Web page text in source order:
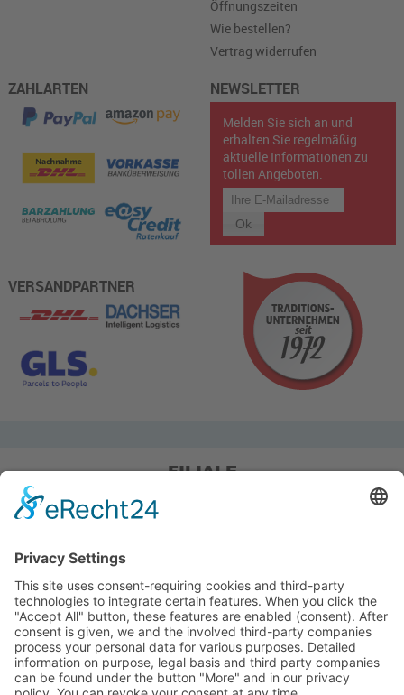
Öffnungszeiten
Wie bestellen?
Vertrag widerrufen
ZAHLARTEN
VERSANDPARTNER
NEWSLETTER
Melden Sie sich an und
erhalten Sie regelmäßig
aktuelle Informationen zu
tollen Angeboten.
FILIALE
Pieper Grillshop-24/Golf
Sandstraße 14-18
Pieper Zelt/Boot/Camping
Rockwoolstr. 35
45966 Gladbeck
Tel.: 0 20 43 / 9 73 70
info@pieper-freizeit.de